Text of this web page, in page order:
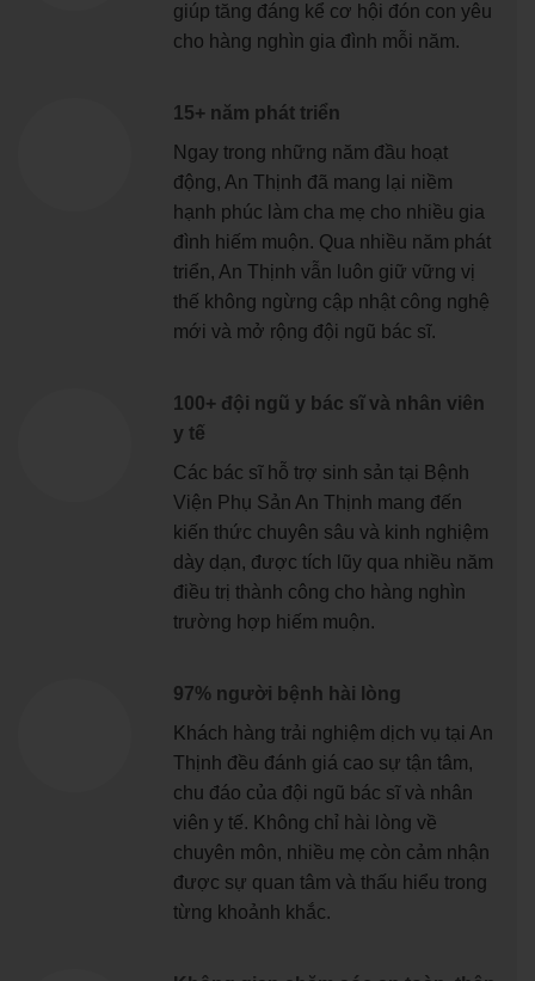
giúp tăng đáng kể cơ hội đón con yêu
cho hàng nghìn gia đình mỗi năm.
15+ năm phát triển
Ngay trong những năm đầu hoạt
động, An Thịnh đã mang lại niềm
hạnh phúc làm cha mẹ cho nhiều gia
đình hiếm muộn. Qua nhiều năm phát
triển, An Thịnh vẫn luôn giữ vững vị
thế không ngừng cập nhật công nghệ
mới và mở rộng đội ngũ bác sĩ.
100+ đội ngũ y bác sĩ và nhân viên
y tế
Các bác sĩ hỗ trợ sinh sản tại Bệnh
Viện Phụ Sản An Thịnh mang đến
kiến thức chuyên sâu và kinh nghiệm
dày dạn, được tích lũy qua nhiều năm
điều trị thành công cho hàng nghìn
trường hợp hiếm muộn.
97% người bệnh hài lòng
Khách hàng trải nghiệm dịch vụ tại An
Thịnh đều đánh giá cao sự tận tâm,
chu đáo của đội ngũ bác sĩ và nhân
viên y tế. Không chỉ hài lòng về
chuyên môn, nhiều mẹ còn cảm nhận
được sự quan tâm và thấu hiểu trong
từng khoảnh khắc.